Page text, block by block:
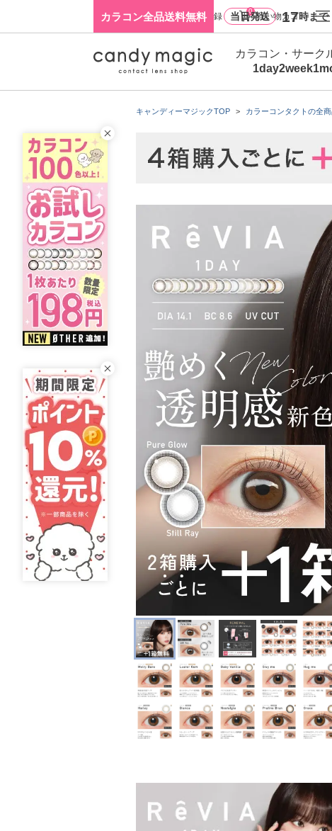
カラコン全品送料無料 当日発送 17時まで
キャンディーマジックTOP カラーコンタクトの全
ログイン・新規会員登録
0
買い物カゴ
カラコン・サーク
1day2week